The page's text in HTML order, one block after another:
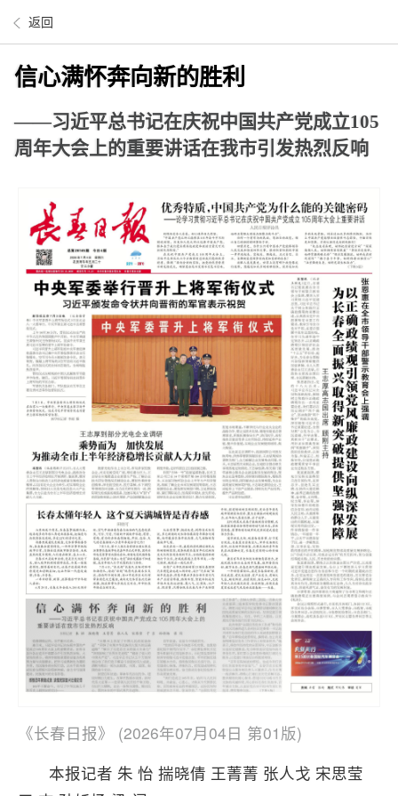
返回
信心满怀奔向新的胜利
——习近平总书记在庆祝中国共产党成立105
周年大会上的重要讲话在我市引发热烈反响
《长春日报》 (2026年07月04日 第01版)
本报记者 朱 怡 揣晓倩 王菁菁 张人戈 宋思莹